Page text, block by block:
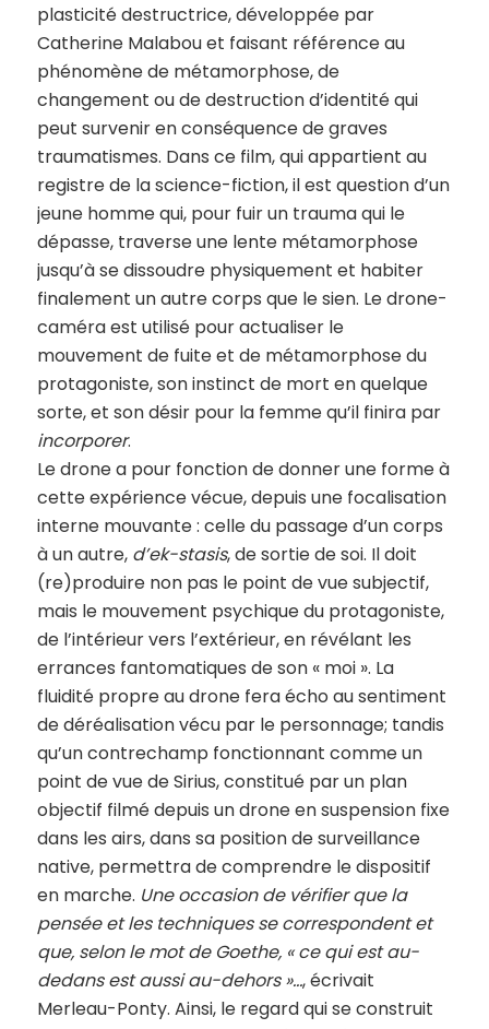
plasticité destructrice, développée par
Catherine Malabou et faisant référence au
phénomène de métamorphose, de
changement ou de destruction d’identité qui
peut survenir en conséquence de graves
traumatismes. Dans ce film, qui appartient au
registre de la science-fiction, il est question d’un
jeune homme qui, pour fuir un trauma qui le
dépasse, traverse une lente métamorphose
jusqu’à se dissoudre physiquement et habiter
finalement un autre corps que le sien. Le drone-
caméra est utilisé pour actualiser le
mouvement de fuite et de métamorphose du
protagoniste, son instinct de mort en quelque
sorte, et son désir pour la femme qu’il finira par
incorporer.
Le drone a pour fonction de donner une forme à
cette expérience vécue, depuis une focalisation
interne mouvante : celle du passage d’un corps
à un autre, d’ek-stasis, de sortie de soi. Il doit
(re)produire non pas le point de vue subjectif,
mais le mouvement psychique du protagoniste,
de l’intérieur vers l’extérieur, en révélant les
errances fantomatiques de son « moi ». La
fluidité propre au drone fera écho au sentiment
de déréalisation vécu par le personnage; tandis
qu’un contrechamp fonctionnant comme un
point de vue de Sirius, constitué par un plan
objectif filmé depuis un drone en suspension fixe
dans les airs, dans sa position de surveillance
native, permettra de comprendre le dispositif
en marche. Une occasion de vérifier que la
pensée et les techniques se correspondent et
que, selon le mot de Goethe, « ce qui est au-
dedans est aussi au-dehors »…, écrivait
Merleau-Ponty. Ainsi, le regard qui se construit